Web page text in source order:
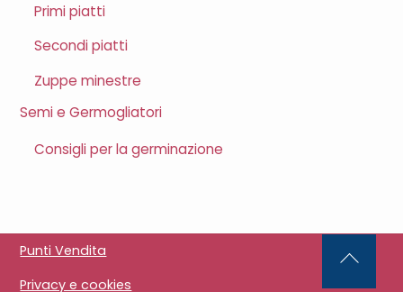
Primi piatti
Secondi piatti
Zuppe minestre
Semi e Germogliatori
Consigli per la germinazione
Punti Vendita
Privacy e cookies